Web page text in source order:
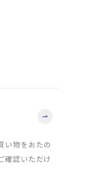
い物をおたの
確認いただけ